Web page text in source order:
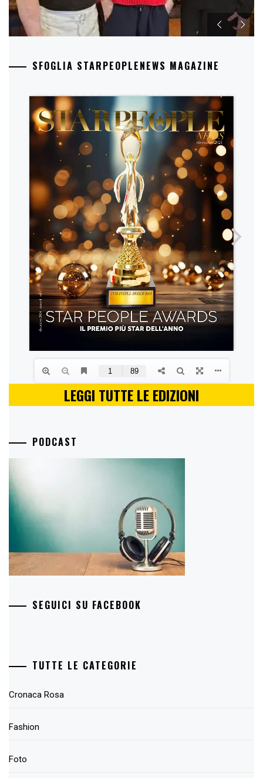
SFOGLIA STARPEOPLENEWS MAGAZINE
LEGGI TUTTE LE EDIZIONI
PODCAST
SEGUICI SU FACEBOOK
TUTTE LE CATEGORIE
Cronaca Rosa
Fashion
Foto